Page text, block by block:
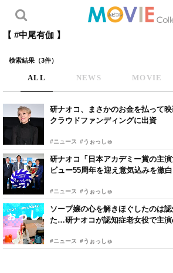
【 #中尾有伽 】
検索結果（3件）
ALL NEWS MOVIE
研ナオコ、まさかのお金を払って
クラウドファンディングに出資
#ニュース #うぉっしゅ
研ナオコ「日本アカデミー賞の主
ビュー55周年を迎え意気込みを激白
#ニュース #うぉっしゅ
ソープ嬢の心を解きほぐしたのは
た…研ナオコが認知症老女役で主
#ニュース #うぉっしゅ